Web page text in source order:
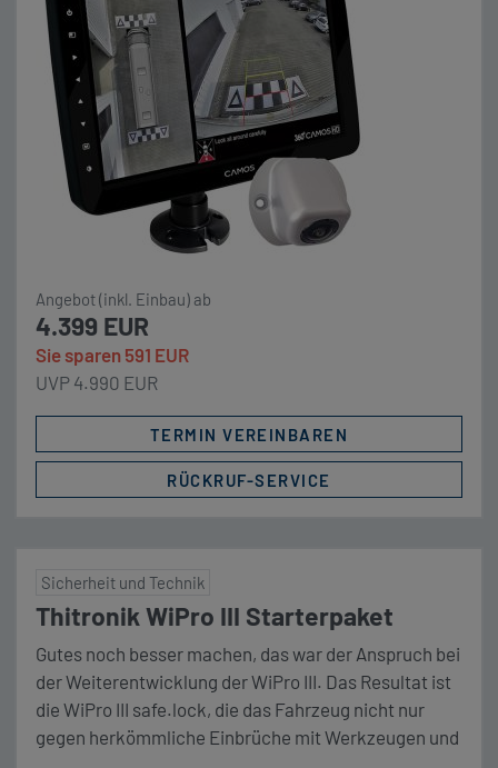
Vogelperspektive haben Sie selbst
Straßenmarkierungen und […]
Angebot (inkl. Einbau) ab
4.399 EUR
Sie sparen 591 EUR
UVP 4.990 EUR
TERMIN VEREINBAREN
RÜCKRUF-SERVICE
Sicherheit und Technik
Thitronik WiPro III Starterpaket
Gutes noch besser machen, das war der Anspruch bei
der Weiterentwicklung der WiPro III. Das Resultat ist
die WiPro III safe.lock, die das Fahrzeug nicht nur
gegen herkömmliche Einbrüche mit Werkzeugen und